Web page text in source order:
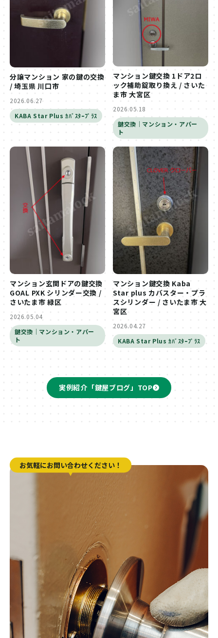
分譲マンション 家の鍵の交換
/ 埼玉県 川口市
2026.06.27
KABA Star Plus ｶﾊﾞｽﾀｰﾌﾟﾗｽ
マンション鍵交換 1ドア2ロ
ック補助錠取り換え / さいた
ま市 大宮区
2026.05.18
鍵交換｜マンション・アパー
ト
マンション玄関ドアの鍵交換
GOAL PXK シリンダー交換 /
さいたま市 緑区
2026.05.04
鍵交換｜マンション・アパー
ト
マンション鍵交換 Kaba
Star plus カバスター・プラ
スシリンダー / さいたま市 大
宮区
2026.04.27
KABA Star Plus ｶﾊﾞｽﾀｰﾌﾟﾗｽ
実例紹介「鍵屋ブログ」TOP
お気軽にお問い合わせください！